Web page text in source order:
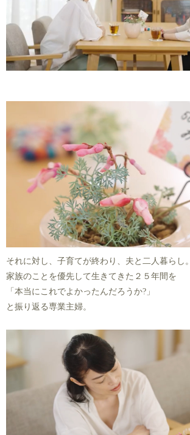
それに対し、子育てが終わり、夫と二人暮らし。
家族のことを優先して生きてきた２５年間を
「本当にこれでよかったんだろうか?」
と振り返る専業主婦。